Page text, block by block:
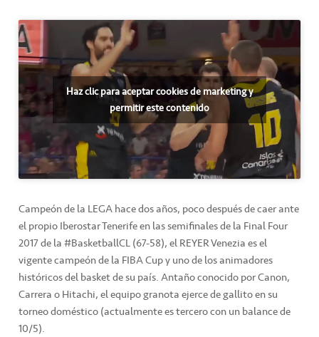
Haz clic para aceptar cookies de marketing y
permitir este contenido
Campeón de la LEGA hace dos años, poco después de caer ante
el propio Iberostar Tenerife en las semifinales de la Final Four
2017 de la #BasketballCL (67-58), el REYER Venezia es el
vigente campeón de la FIBA Cup y uno de los animadores
históricos del basket de su país. Antaño conocido por Canon,
Carrera o Hitachi, el equipo granota ejerce de gallito en su
torneo doméstico (actualmente es tercero con un balance de
10/5).